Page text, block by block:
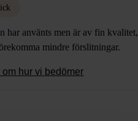
har använts men är av fin kvalitet,
mindre förslitningar.
om hur vi bedömer